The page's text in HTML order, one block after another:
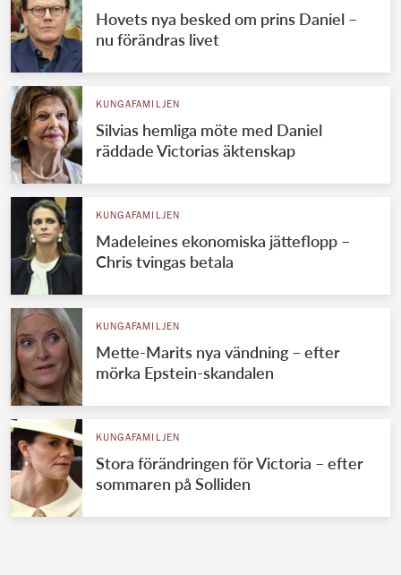
Hovets nya besked om prins Daniel –
nu förändras livet
KUNGAFAMILJEN
Silvias hemliga möte med Daniel
räddade Victorias äktenskap
KUNGAFAMILJEN
Madeleines ekonomiska jätteflopp –
Chris tvingas betala
KUNGAFAMILJEN
Mette-Marits nya vändning – efter
mörka Epstein-skandalen
KUNGAFAMILJEN
Stora förändringen för Victoria – efter
sommaren på Solliden